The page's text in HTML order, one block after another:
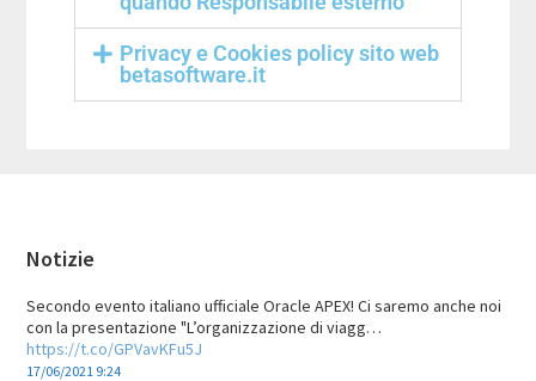
Privacy e Cookies policy sito web
betasoftware.it
Notizie
Secondo evento italiano ufficiale Oracle APEX! Ci saremo anche noi
con la presentazione "L’organizzazione di viagg…
https://t.co/GPVavKFu5J
17/06/2021 9:24